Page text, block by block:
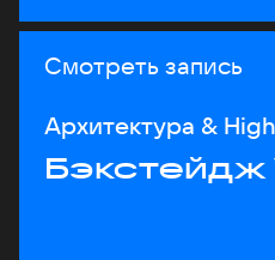
Смотреть запись
Архитектура &
Бэкстейдж